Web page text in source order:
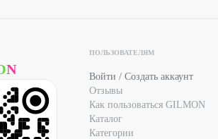
N
ПОЛЬЗОВАТЕЛЯМ
Войти / Создать аккаунт
Отзывы
Как пользоваться GILMON
Каталог
Категории